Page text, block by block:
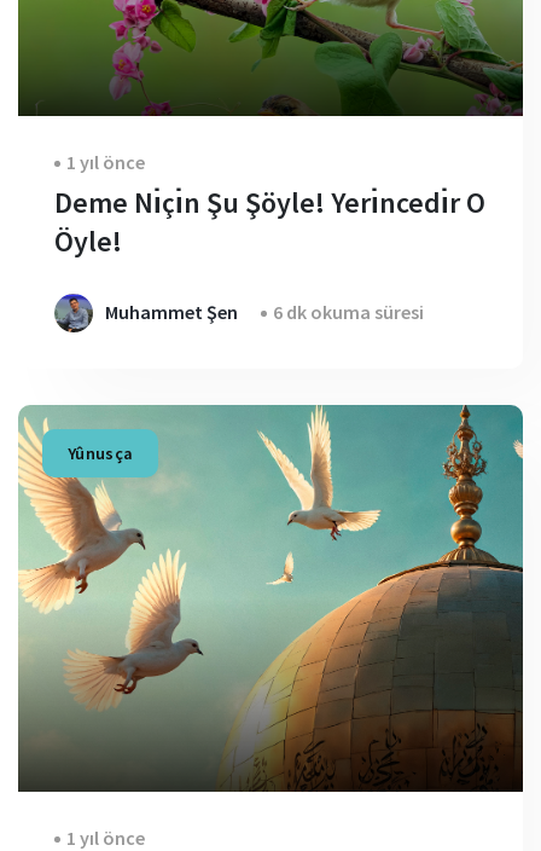
1 yıl önce
Deme Nı̇çı̇n Şu Şöyle! Yerı̇ncedı̇r O
Öyle!
Muhammet Şen 6 dk okuma süresi
Yûnusça
1 yıl önce